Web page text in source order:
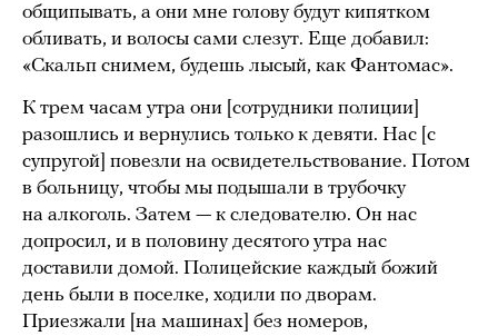
общипывать, а они мне голову будут кипятком
обливать, и волосы сами слезут. Еще добавил:
«Скальп снимем, будешь лысый, как Фантомас».
К трем часам утра они [сотрудники полиции]
разошлись и вернулись только к девяти. Нас [с
супругой] повезли на освидетельствование. Потом
в больницу, чтобы мы подышали в трубочку
на алкоголь. Затем — к следователю. Он нас
допросил, и в половину десятого утра нас
доставили домой. Полицейские каждый божий
день были в поселке, ходили по дворам.
Приезжали [на машинах] без номеров,